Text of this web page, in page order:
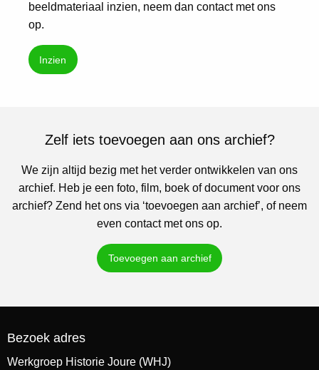
beeldmateriaal inzien, neem dan contact met ons
op.
Inzien
Zelf iets toevoegen aan ons archief?
We zijn altijd bezig met het verder ontwikkelen van ons
archief. Heb je een foto, film, boek of document voor ons
archief? Zend het ons via ‘toevoegen aan archief’, of neem
even contact met ons op.
Toevoegen aan archief
Bezoek adres
Werkgroep Historie Joure (WHJ)